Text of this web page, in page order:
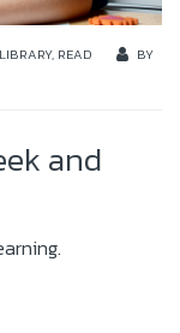
LIBRARY, READ
BY
and